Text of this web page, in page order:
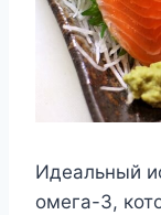
Идеальный
омега-3,